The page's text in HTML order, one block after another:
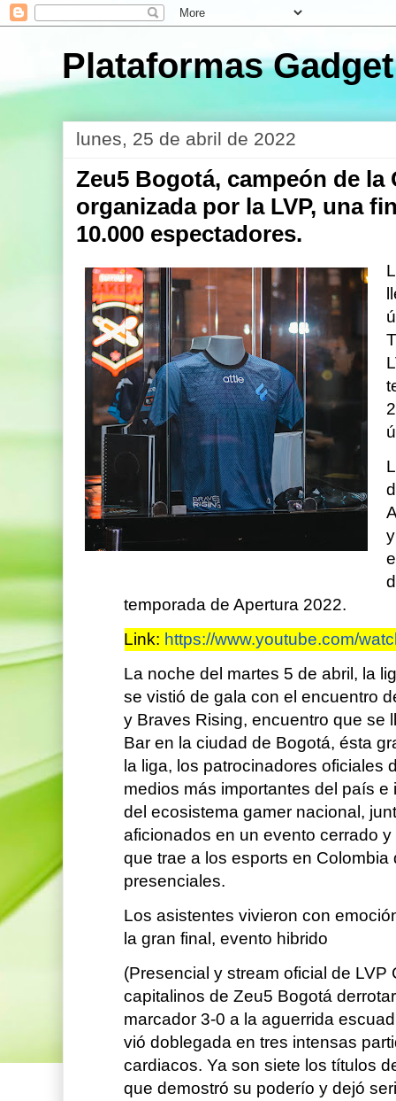
Plataformas Gadget
lunes, 25 de abril de 2022
Zeu5 Bogotá, campeón de la
organizada por la LVP, una
10.000 espectadores.
temporada de Apertura 2022.
Link: https://www.youtube.com/
La noche del martes 5 de abril, la
se vistió de gala con el encuentro
y Braves Rising, encuentro que se
Bar en la ciudad de Bogotá, ésta
la liga, los patrocinadores oficiales
medios más importantes del país
del ecosistema gamer nacional,
aficionados en un evento cerrado
que trae a los esports en
presenciales.
Los asistentes vivieron con
la gran final, evento hibrido
(Presencial y stream oficial de
capitalinos de Zeu5 Bogotá
marcador 3-0 a la aguerrida
vió doblegada en tres intensas
cardiacos. Ya son siete los títulos
que demostró su poderío y dejó